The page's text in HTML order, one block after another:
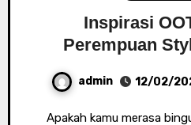
Inspirasi
Perempuan
admin 12/02/
Apakah kamu merasa bingung akan gaya sepatu